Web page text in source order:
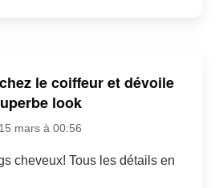
le coiffeur et dévoile
look
mars à 00:56
cheveux! Tous les détails en